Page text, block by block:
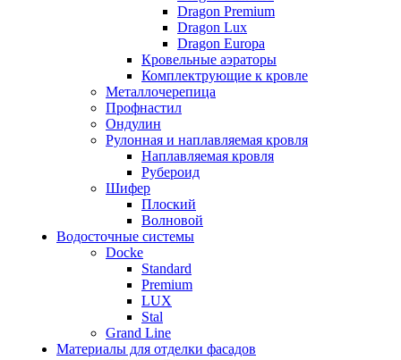
Dragon Premium
Dragon Lux
Dragon Europa
Кровельные аэраторы
Комплектрующие к кровле
Металлочерепица
Профнастил
Ондулин
Рулонная и наплавляемая кровля
Наплавляемая кровля
Рубероид
Шифер
Плоский
Волновой
Водосточные системы
Docke
Standard
Premium
LUX
Stal
Grand Line
Материалы для отделки фасадов